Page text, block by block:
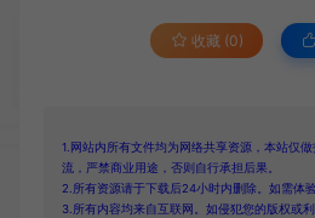
收藏 (0)
1.网站内所有文件均为网络共享资源，本站仅
流，严禁商业用途，否则自行承担后果。
2.所有资源请于下载后24小时内删除。如需体
3.所有内容均来自互联网。如侵犯您的版权或